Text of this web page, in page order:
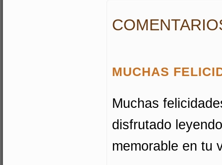
MUCHAS
Muchas
disfrutado
memorable en tu